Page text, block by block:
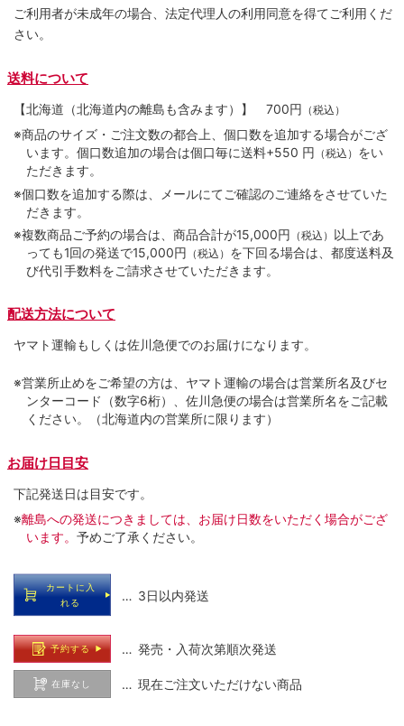
ご利用者が未成年の場合、法定代理人の利用同意を得てご利用くだ
さい。
送料について
【北海道（北海道内の離島も含みます）】 700円 （税込）
※商品のサイズ・ご注文数の都合上、個口数を追加する場合がござ
います。個口数追加の場合は個口毎に送料+550 円 （税込） をい
ただきます。
※個口数を追加する際は、メールにてご確認のご連絡をさせていた
だきます。
※複数商品ご予約の場合は、商品合計が15,000円 （税込） 以上であ
っても1回の発送で15,000円 （税込） を下回る場合は、都度送料及
び代引手数料をご請求させていただきます。
配送方法について
ヤマト運輸もしくは佐川急便でのお届けになります。
※営業所止めをご希望の方は、ヤマト運輸の場合は営業所名及びセ
ンターコード（数字6桁）、佐川急便の場合は営業所名をご記載
ください。（北海道内の営業所に限ります）
お届け日目安
下記発送日は目安です。
※離島への発送につきましては、お届け日数をいただく場合がござ
います。 予めご了承ください。
カートに入
れる
… 3日以内発送
予約する … 発売・入荷次第順次発送
在庫なし … 現在ご注文いただけない商品